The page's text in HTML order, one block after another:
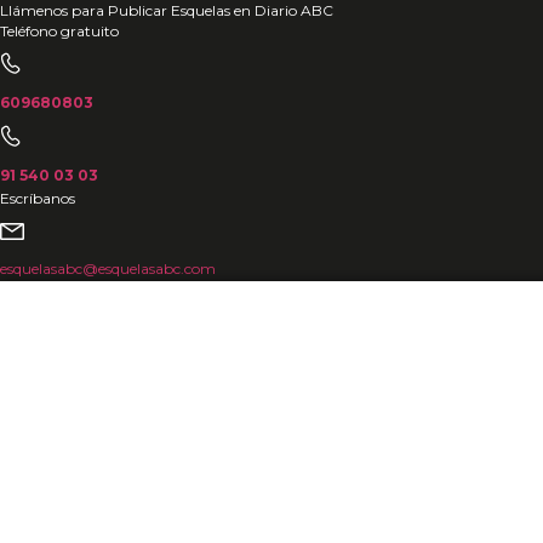
Ir
al
contenido
Llámenos para Publicar Esquelas en Diario ABC
Teléfono gratuito
609680803
91 540 03 03
Escríbanos
esquelasabc@esquelasabc.com